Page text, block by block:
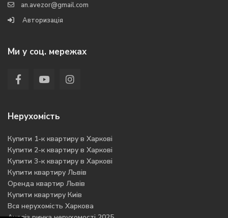
an.avezor@gmail.com
Авторизація
Ми у соц. мережах
Нерухомість
Купити 1-к квартиру в Харкові
Купити 2-к квартиру в Харкові
Купити 3-к квартиру в Харкові
Купити квартиру Львів
Оренда квартир Львів
Купити квартиру Киів
Вся нерухомість Харкова